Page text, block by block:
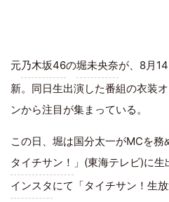
元乃木坂46の堀未央奈が、8月
新。同日生出演した番組の衣装
ンから注目が集まっている。
この日、堀は国分太一がMCを務
タイチサン！ 」(東海テレビ)に
インスタにて「タイチサン！生